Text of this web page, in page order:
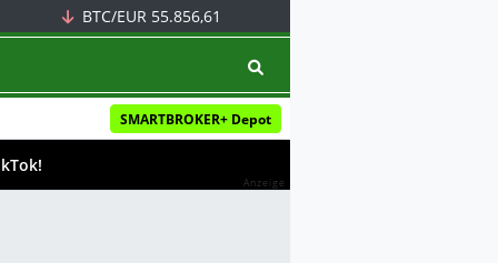
BTC/EUR 55.856,61
SMARTBROKER+ Depot
Anzeige